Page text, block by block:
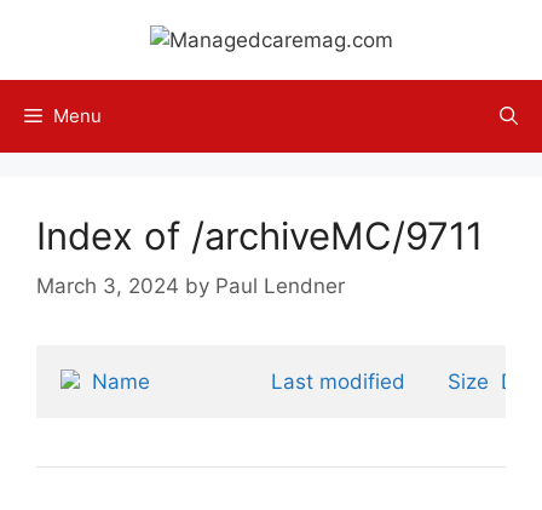
content
Menu
Index of /archiveMC/9711
March 3, 2024 by Paul Lendner
Name Last modified Size